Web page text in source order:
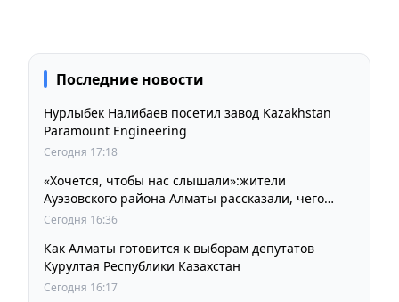
Последние новости
Нурлыбек Налибаев посетил завод Kazakhstan
Paramount Engineering
Сегодня 17:18
«Хочется, чтобы нас слышали»:жители
Ауэзовского района Алматы рассказали, чего
ждут от выборов депутатов Курултая
Сегодня 16:36
Как Алматы готовится к выборам депутатов
Курултая Республики Казахстан
Сегодня 16:17